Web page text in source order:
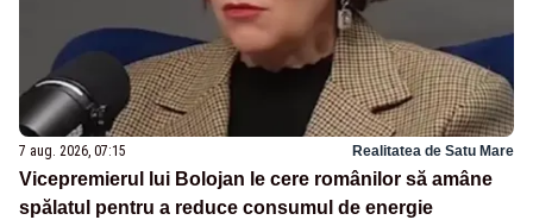
7 aug. 2026, 07:15 Realitatea de Satu Mare
Vicepremierul lui Bolojan le cere românilor să amâne
spălatul pentru a reduce consumul de energie